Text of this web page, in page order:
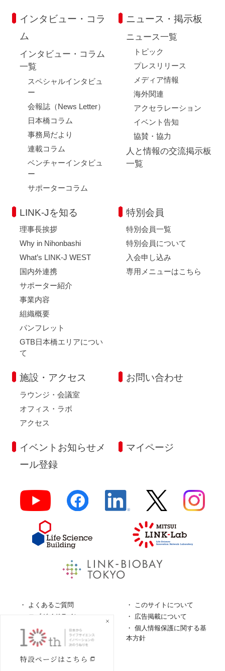
インタビュー・コラ
ム
インタビュー・コラム
一覧
スペシャルインタビュ
ー
会報誌（News Letter）
日本橋コラム
事務局だより
連載コラム
ベンチャーインタビュ
ー
サポーターコラム
ニュース・掲示板
ニュース一覧
トピック
プレスリリース
メディア情報
海外関連
アクセラレーション
イベント告知
協賛・協力
人と情報の交流掲示板
一覧
LINK-Jを知る
理事長挨拶
Why in Nihonbashi
What’s LINK-J WEST
国内外連携
サポーター紹介
事業内容
組織概要
パンフレット
GTB日本橋エリアについ
て
特別会員
特別会員一覧
特別会員について
入会申し込み
専用メニューはこちら
施設・アクセス
ラウンジ・会議室
オフィス・ラボ
アクセス
お問い合わせ
イベントお知らせメ
ール登録
マイページ
よくあるご質問
このサイトについて
ロゴガイドライン
広告掲載について
特定商取引法に基づく表
個人情報保護に関する基
本方針